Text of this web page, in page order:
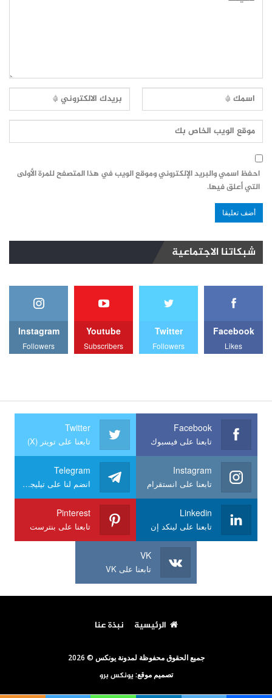
احفظ اسمي والبريد الإلكتروني وموقع الويب في هذا المتصفح للمرة الأولى
التي أعلق فيها.
شبكاتنا الاجتماعية
Facebook
Likes
Twitter
Followers
Youtube
Subscribers
Instagram
Followers
Facebook
تابعنا على فيسبوك
Twitter
تابعنا على تويتر (X)
Instagram
تابعنا على انستقرام
Telegram
انضم لنا على تيليجرام
Linkedin
تابعنا على لينكد إن
Pinterest
تابعنا على بنترست
VK
تابعنا على VK
الرئيسية نبذة عنا
جميع الحقوق محفوظة لمدونة يونكس © 2026
تصميم موقع: يونكس برو